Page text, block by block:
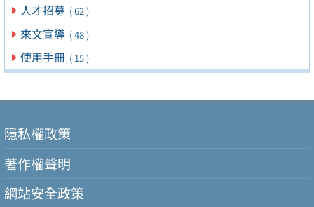
人才招募 ( 62 )
來文宣導 ( 48 )
使用手冊 ( 15 )
隱私權政策
著作權聲明
網站安全政策